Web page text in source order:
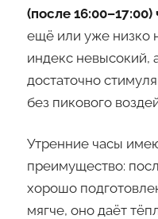
(после 16:00–17:00)
ещё или уже низко
индекс невысокий,
достаточно
без пикового
Утренние часы
преимущество:
хорошо
мягче, оно даёт